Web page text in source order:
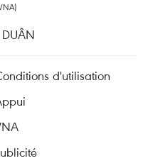
d'utilisation